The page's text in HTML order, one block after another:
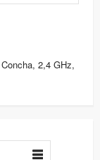
2,4 GHz,